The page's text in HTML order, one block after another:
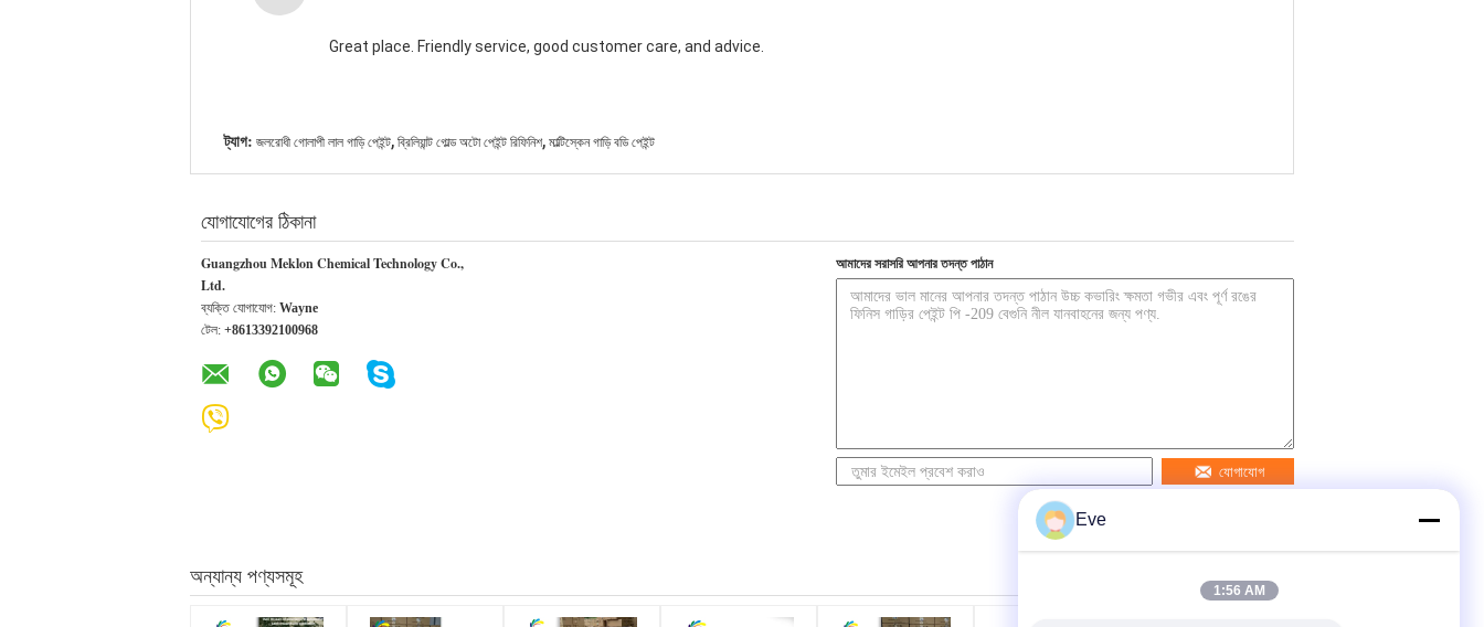
Great place. Friendly service, good customer care, and advice.
ট্যাগ: জলরোধী গোলাপী লাল গাড়ি পেইন্ট, ব্রিলিয়ান্ট গোল্ড অটো পেইন্ট রিফিনিশ, মাল্টিস্কেন গাড়ি বডি পেইন্ট
যোগাযোগের ঠিকানা
Guangzhou Meklon Chemical Technology Co.,
Ltd.
ব্যক্তি যোগাযোগ: Wayne
টেল: +8613392100968
আমাদের সরাসরি আপনার তদন্ত পাঠান
যোগাযোগ
অন্যান্য পণ্যসমূহ
Eve
1:56 AM